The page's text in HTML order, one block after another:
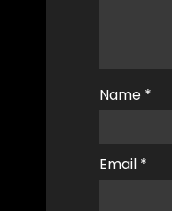
Name *
Email *